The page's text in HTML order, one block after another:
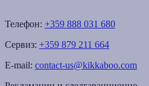
Телефон: +359 888 031 680
Сервиз: +359 879 211 664
E-mail: contact-us@kikkaboo.com